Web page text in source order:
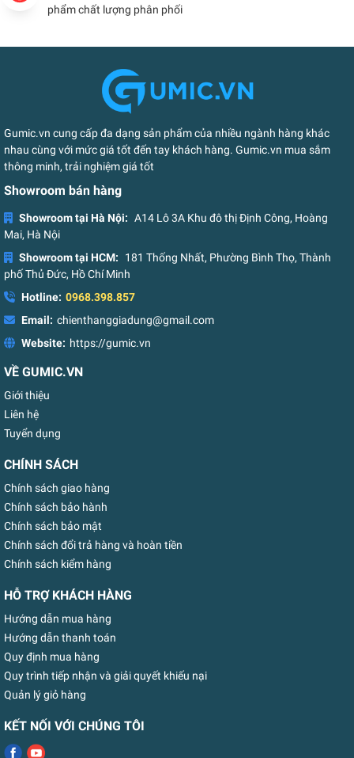
phẩm chất lượng phân phối
Gumic.vn cung cấp đa dạng sản phẩm của nhiều ngành hàng khác
nhau cùng với mức giá tốt đến tay khách hàng. Gumic.vn mua sắm
thông minh, trải nghiệm giá tốt
Showroom bán hàng
Showroom tại Hà Nội: A14 Lô 3A Khu đô thị Định Công, Hoàng
Mai, Hà Nội
Showroom tại HCM:
181 Thống Nhất, Phường Bình Thọ, Thành
phố Thủ Đức, Hồ Chí Minh
Hotline: 0968.398.857
Email: chienthanggiadung@gmail.com
Website: https://gumic.vn
VỀ GUMIC.VN
Giới thiệu
Liên hệ
Tuyển dụng
CHÍNH SÁCH
Chính sách giao hàng
Chính sách bảo hành
Chính sách bảo mật
Chính sách đổi trả hàng và hoàn tiền
Chính sách kiểm hàng
HỖ TRỢ KHÁCH HÀNG
Hướng dẫn mua hàng
Hướng dẫn thanh toán
Quy định mua hàng
Quy trình tiếp nhận và giải quyết khiếu nại
Quản lý giỏ hàng
KẾT NỐI VỚI CHÚNG TÔI